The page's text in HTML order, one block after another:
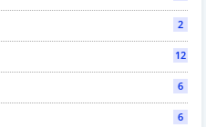
2
12
6
6